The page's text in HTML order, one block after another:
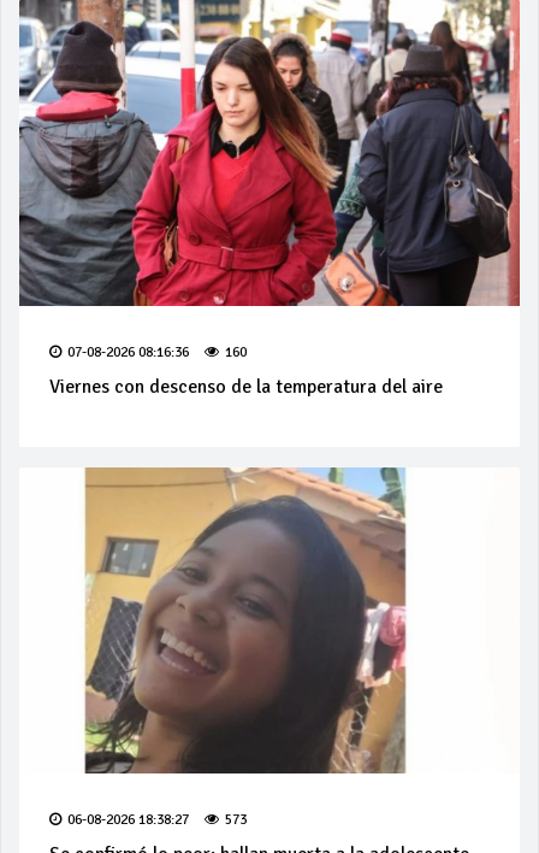
07-08-2026 08:16:36 160
Viernes con descenso de la temperatura del aire
06-08-2026 18:38:27 573